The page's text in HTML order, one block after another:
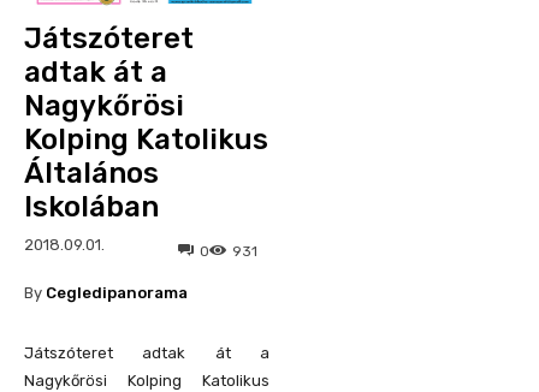
Játszóteret
adtak át a
Nagykőrösi
Kolping Katolikus
Általános
Iskolában
2018.09.01. 931
0
By Cegledipanorama
Játszóteret adtak át a
Nagykőrösi Kolping Katolikus